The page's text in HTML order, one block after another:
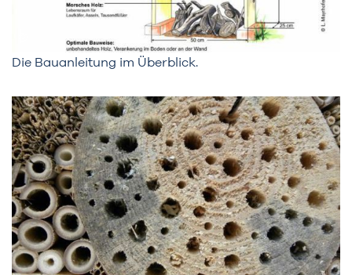
Die Bauanleitung im Überblick.